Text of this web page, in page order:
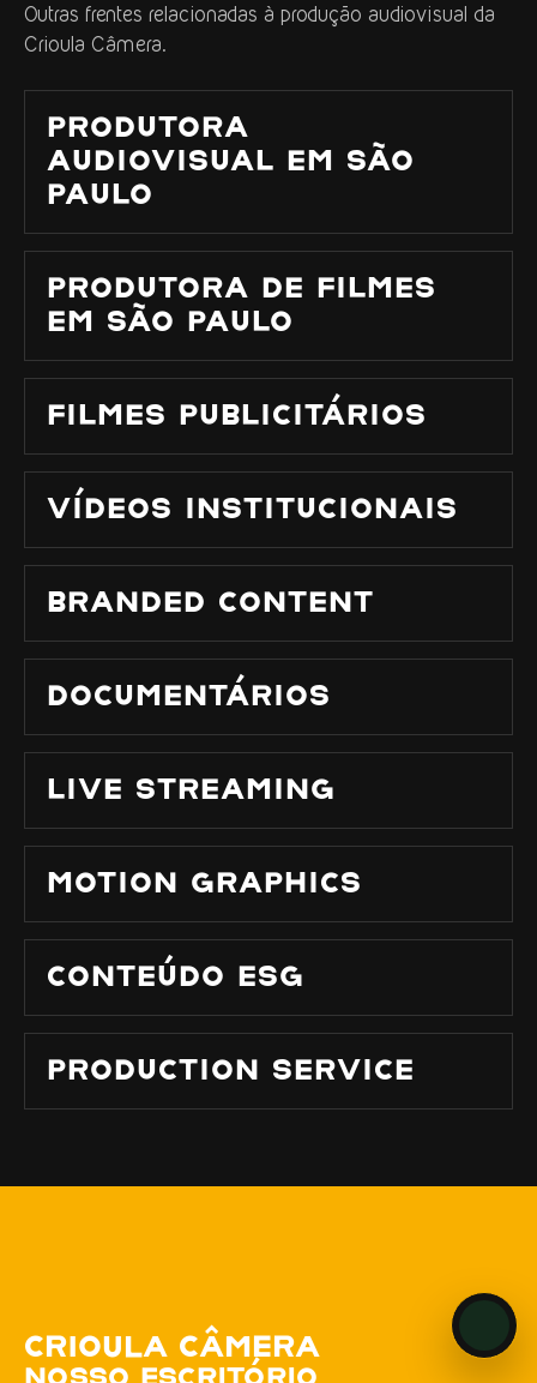
Outras frentes relacionadas à produção audiovisual da
Crioula Câmera.
PRODUTORA
AUDIOVISUAL EM SÃO
PAULO
PRODUTORA DE FILMES
EM SÃO PAULO
FILMES PUBLICITÁRIOS
VÍDEOS INSTITUCIONAIS
BRANDED CONTENT
DOCUMENTÁRIOS
LIVE STREAMING
MOTION GRAPHICS
CONTEÚDO ESG
PRODUCTION SERVICE
CRIOULA CÂMERA